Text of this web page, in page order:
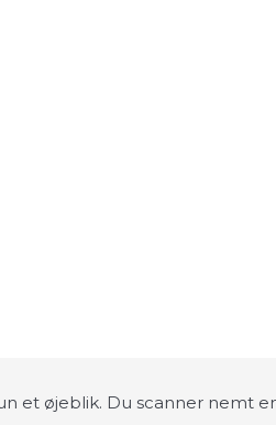
et øjeblik. Du scanner nemt